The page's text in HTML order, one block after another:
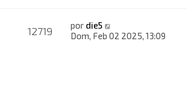
12719 por die5
Dom, Feb 02 2025, 13:09